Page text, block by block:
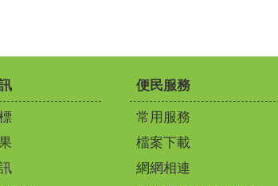
便民服務
常用服務
檔案下載
網網相連